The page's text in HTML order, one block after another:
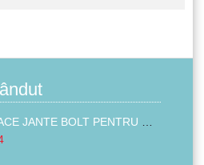
CAPACE JANTE BOLT PENTRU MAȘINĂ, CAMION ȘI ALTELE PLASTIC ABS CROMAT 32MM